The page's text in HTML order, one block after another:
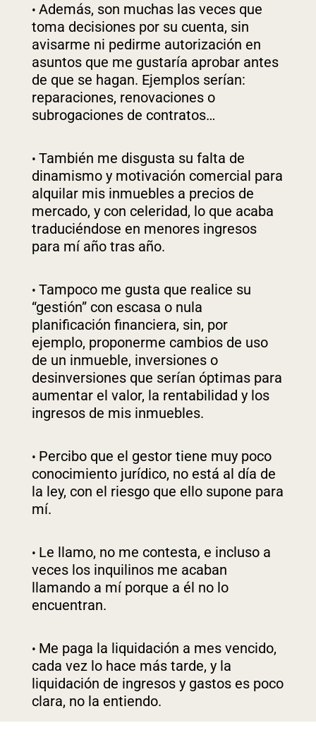
Además, son muchas las veces que
toma decisiones por su cuenta, sin
avisarme ni pedirme autorización en
asuntos que me gustaría aprobar antes
de que se hagan. Ejemplos serían:
reparaciones, renovaciones o
subrogaciones de contratos…
También me disgusta su falta de
dinamismo y motivación comercial para
alquilar mis inmuebles a precios de
mercado, y con celeridad, lo que acaba
traduciéndose en menores ingresos
para mí año tras año.
Tampoco me gusta que realice su
“gestión” con escasa o nula
planificación financiera, sin, por
ejemplo, proponerme cambios de uso
de un inmueble, inversiones o
desinversiones que serían óptimas para
aumentar el valor, la rentabilidad y los
ingresos de mis inmuebles.
Percibo que el gestor tiene muy poco
conocimiento jurídico, no está al día de
la ley, con el riesgo que ello supone para
mí.
Le llamo, no me contesta, e incluso a
veces los inquilinos me acaban
llamando a mí porque a él no lo
encuentran.
Me paga la liquidación a mes vencido,
cada vez lo hace más tarde, y la
liquidación de ingresos y gastos es poco
clara, no la entiendo.